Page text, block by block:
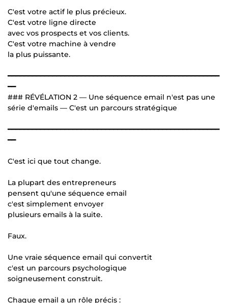
C'est votre actif le plus précieux.
C'est votre ligne directe
avec vos prospects et vos clients.
C'est votre machine à vendre
la plus puissante.
━━━━━━━━━━━━━━━━━━━━━━━━━━━━━━━━━━━━━━━━━━━━━━━━━━━━
━━
### RÉVÉLATION 2 — Une séquence email n'est pas une
série d'emails — C'est un parcours stratégique
━━━━━━━━━━━━━━━━━━━━━━━━━━━━━━━━━━━━━━━━━━━━━━━━━━━━
━━
C'est ici que tout change.
La plupart des entrepreneurs
pensent qu'une séquence email
c'est simplement envoyer
plusieurs emails à la suite.
Faux.
Une vraie séquence email qui convertit
c'est un parcours psychologique
soigneusement construit.
Chaque email a un rôle précis :